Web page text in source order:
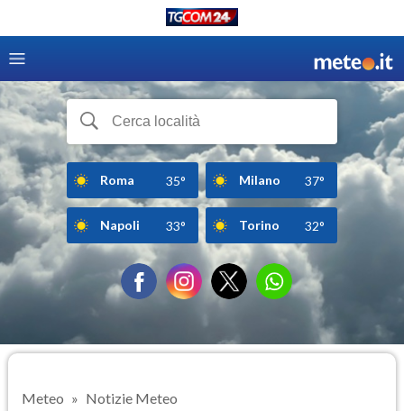
Roma 35° Milano 37°
Napoli 33° Torino 32°
Meteo Notizie Meteo